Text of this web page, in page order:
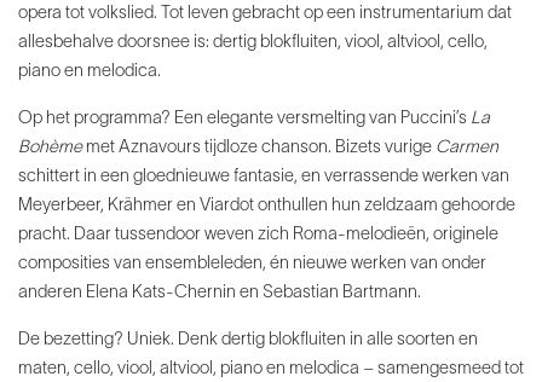
opera tot volkslied. Tot leven gebracht op een instrumentarium dat
allesbehalve doorsnee is: dertig blokfluiten, viool, altviool, cello,
piano en melodica.
Op het programma? Een elegante versmelting van Puccini’s La
Bohèmemet Aznavours tijdloze chanson. Bizets vurige Carmen
schittert in een gloednieuwe fantasie, en verrassende werken van
Meyerbeer, Krähmer en Viardot onthullen hun zeldzaam gehoorde
pracht. Daar tussendoor weven zich Roma-melodieën, originele
composities van ensembleleden, én nieuwe werken van onder
anderen Elena Kats-Chernin en Sebastian Bartmann.
De bezetting? Uniek. Denk dertig blokfluiten in alle soorten en
maten, cello, viool, altviool, piano en melodica – samengesmeed tot